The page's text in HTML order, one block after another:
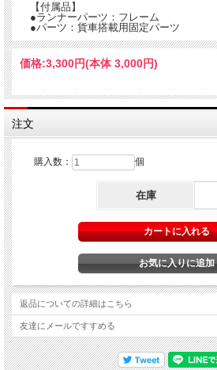
【付属品】
●ランナーパーツ：フレーム
●パーツ：貨車搭載用固定パーツ
価格:3,300円(本体 3,000円)
注文
購入数： 個
在庫
返品についての詳細はこちら
友達にメールですすめる